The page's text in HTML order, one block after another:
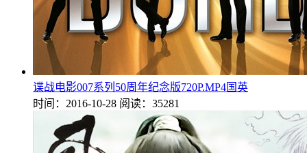
谍战电影007系列50周年纪念版720P.MP4国英
时间：2016-10-28 阅读：35281